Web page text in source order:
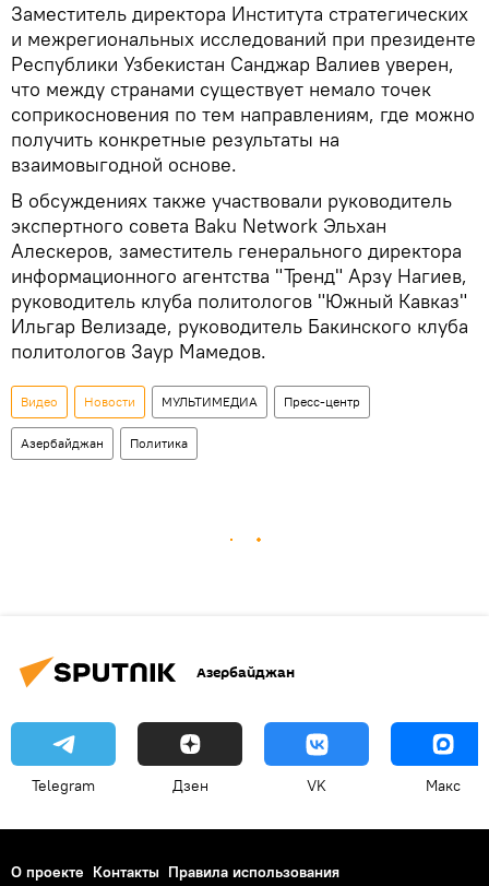
Заместитель директора Института стратегических
и межрегиональных исследований при президенте
Республики Узбекистан Санджар Валиев уверен,
что между странами существует немало точек
соприкосновения по тем направлениям, где можно
получить конкретные результаты на
взаимовыгодной основе.
В обсуждениях также участвовали руководитель
экспертного совета Baku Network Эльхан
Алескеров, заместитель генерального директора
информационного агентства "Тренд" Арзу Нагиев,
руководитель клуба политологов "Южный Кавказ"
Ильгар Велизаде, руководитель Бакинского клуба
политологов Заур Мамедов.
Видео Новости МУЛЬТИМЕДИА Пресс-центр
Азербайджан Политика
Азербайджан
Telegram Дзен VK Макс
О проекте Контакты Правила использования